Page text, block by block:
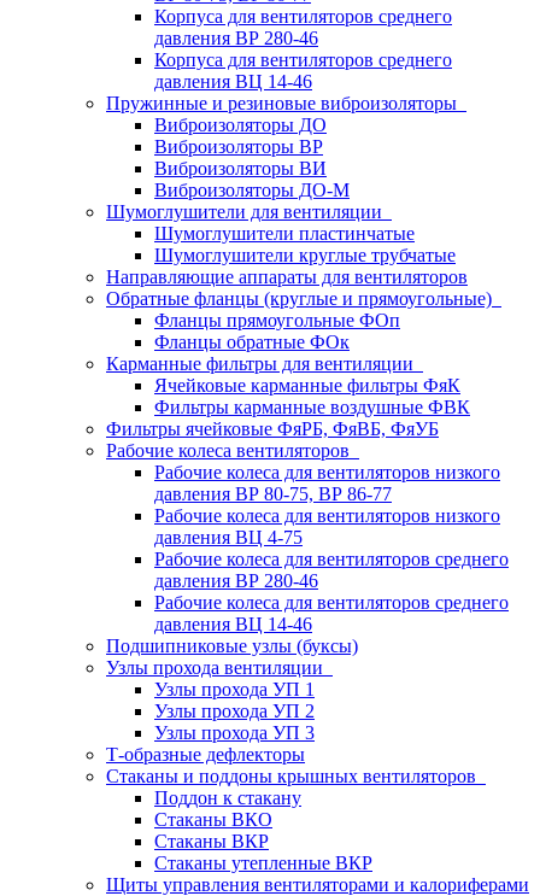
Корпуса для вентиляторов среднего
давления ВР 280-46
Корпуса для вентиляторов среднего
давления ВЦ 14-46
Пружинные и резиновые виброизоляторы
Виброизоляторы ДО
Виброизоляторы ВР
Виброизоляторы ВИ
Виброизоляторы ДО-М
Шумоглушители для вентиляции
Шумоглушители пластинчатые
Шумоглушители круглые трубчатые
Направляющие аппараты для вентиляторов
Обратные фланцы (круглые и прямоугольные)
Фланцы прямоугольные ФОп
Фланцы обратные ФОк
Карманные фильтры для вентиляции
Ячейковые карманные фильтры ФяК
Фильтры карманные воздушные ФВК
Фильтры ячейковые ФяРБ, ФяВБ, ФяУБ
Рабочие колеса вентиляторов
Рабочие колеса для вентиляторов низкого
давления ВР 80-75, ВР 86-77
Рабочие колеса для вентиляторов низкого
давления ВЦ 4-75
Рабочие колеса для вентиляторов среднего
давления ВР 280-46
Рабочие колеса для вентиляторов среднего
давления ВЦ 14-46
Подшипниковые узлы (буксы)
Узлы прохода вентиляции
Узлы прохода УП 1
Узлы прохода УП 2
Узлы прохода УП 3
Т-образные дефлекторы
Стаканы и поддоны крышных вентиляторов
Поддон к стакану
Стаканы ВКО
Стаканы ВКР
Стаканы утепленные ВКР
Щиты управления вентиляторами и калориферами